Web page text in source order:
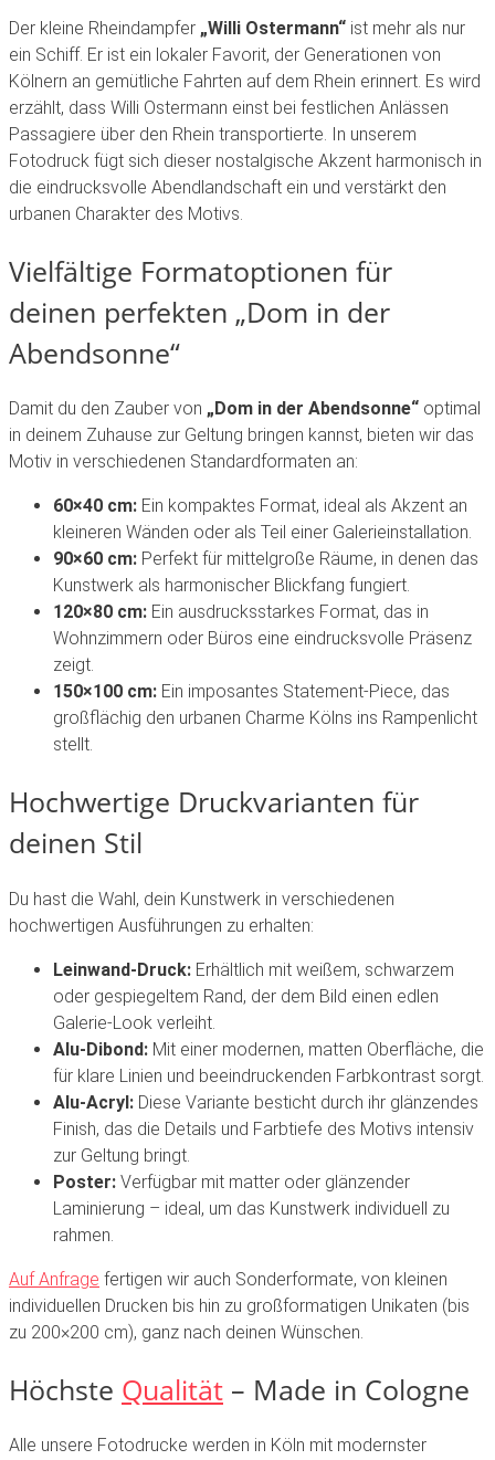
Der kleine Rheindampfer „Willi Ostermann“ ist mehr als nur
ein Schiff. Er ist ein lokaler Favorit, der Generationen von
Kölnern an gemütliche Fahrten auf dem Rhein erinnert. Es wird
erzählt, dass Willi Ostermann einst bei festlichen Anlässen
Passagiere über den Rhein transportierte. In unserem
Fotodruck fügt sich dieser nostalgische Akzent harmonisch in
die eindrucksvolle Abendlandschaft ein und verstärkt den
urbanen Charakter des Motivs.
Vielfältige Formatoptionen für
deinen perfekten „Dom in der
Abendsonne“
Damit du den Zauber von „Dom in der Abendsonne“ optimal
in deinem Zuhause zur Geltung bringen kannst, bieten wir das
Motiv in verschiedenen Standardformaten an:
60×40 cm: Ein kompaktes Format, ideal als Akzent an
kleineren Wänden oder als Teil einer Galerieinstallation.
90×60 cm: Perfekt für mittelgroße Räume, in denen das
Kunstwerk als harmonischer Blickfang fungiert.
120×80 cm: Ein ausdrucksstarkes Format, das in
Wohnzimmern oder Büros eine eindrucksvolle Präsenz
zeigt.
150×100 cm: Ein imposantes Statement-Piece, das
großflächig den urbanen Charme Kölns ins Rampenlicht
stellt.
Hochwertige Druckvarianten für
deinen Stil
Du hast die Wahl, dein Kunstwerk in verschiedenen
hochwertigen Ausführungen zu erhalten:
Leinwand-Druck: Erhältlich mit weißem, schwarzem
oder gespiegeltem Rand, der dem Bild einen edlen
Galerie-Look verleiht.
Alu-Dibond: Mit einer modernen, matten Oberfläche, die
für klare Linien und beeindruckenden Farbkontrast sorgt.
Alu-Acryl: Diese Variante besticht durch ihr glänzendes
Finish, das die Details und Farbtiefe des Motivs intensiv
zur Geltung bringt.
Poster: Verfügbar mit matter oder glänzender
Laminierung – ideal, um das Kunstwerk individuell zu
rahmen.
Auf Anfrage fertigen wir auch Sonderformate, von kleinen
individuellen Drucken bis hin zu großformatigen Unikaten (bis
zu 200×200 cm), ganz nach deinen Wünschen.
Höchste Qualität – Made in Cologne
Alle unsere Fotodrucke werden in Köln mit modernster